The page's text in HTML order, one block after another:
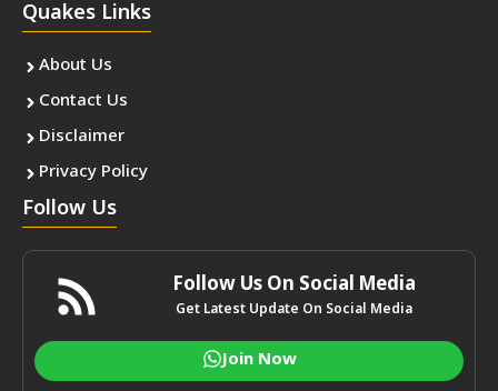
Quakes Links
About Us
Contact Us
Disclaimer
Privacy Policy
Follow Us
Follow Us On Social Media
Get Latest Update On Social Media
Join Now